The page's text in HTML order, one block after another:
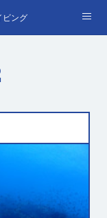
ビング
習